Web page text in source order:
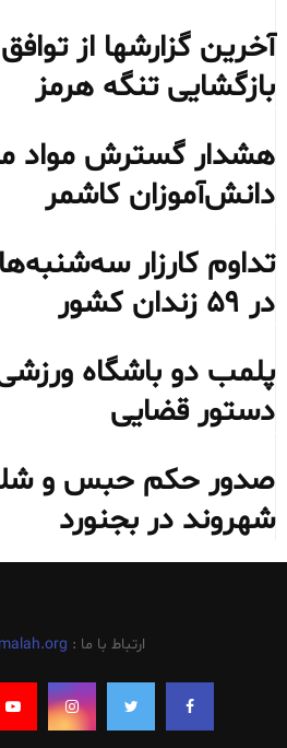
آخرین گزارشها از
بازگشایی تنگه هرمز
هشدار گسترش مواد
دانش‌آموزان کاشمر
تداوم کارزار
در ۵۹ زندان کشور
پلمب دو باشگاه
دستور قضایی
صدور حکم حبس و
شهروند در بجنورد
ارتباط با ما :